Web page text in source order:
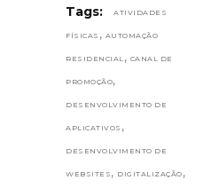
Tags: ATIVIDADES
FÍSICAS , AUTOMAÇÃO
RESIDENCIAL , CANAL DE
PROMOÇÃO,
DESENVOLVIMENTO DE
APLICATIVOS ,
DESENVOLVIMENTO DE
WEBSITES , DIGITALIZAÇÃO ,